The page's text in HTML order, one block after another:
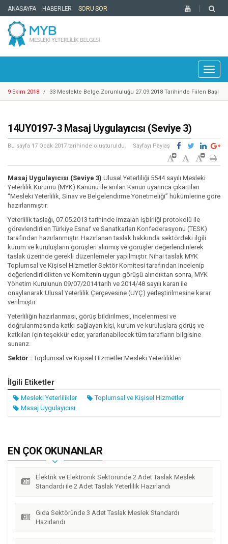
ANASAYFA HABERLER SORU SOR
9 Ekim 2018 /
33 Meslekte Belge Zorunluluğu 27.09.2018 Tarihinde Fiilen Başl
di25 Eylül 2018 /
Türkiye Yeterlilikler Çerçevesi Kurulu 17. Toplantısı Gerçekleşti
rildi
14 Mayıs 2018 /
Motosikletli Kurye Taslak Yeterliliği Hazırlandı
Enerji Sektöründe 1 Adet Ulusal Yeterlilik Güncellendi
0'e ulaştı
1 Şubat 2018 / Kosgeb Genel Destek Programı Mesleki Yeterlilik Teşvikleri Ya
yınlandı
9 Mart 2018 / Metal Sektöründe Belirlenen Yeni Yeterlilikler
urumu Ev Sahipliğinde İstanbul’da Gerçekleştirildi.
14UY0197-3 Masaj Uygulayıcısı (Seviye 3)
Bu sayfa 17 Ocak 2017 tarihinde oluşturuldu. Sayfayı Paylaş
Masaj Uygulayıcısı (Seviye 3) Ulusal Yeterliliği 5544 sayılı Mesleki
Yeterlilik Kurumu (MYK) Kanunu ile anılan Kanun uyarınca çıkartılan
“Mesleki Yeterlilik, Sınav ve Belgelendirme Yönetmeliği” hükümlerine göre
hazırlanmıştır.
Yeterlilik taslağı, 07.05.2013 tarihinde imzalan işbirliği protokolü ile
görevlendirilen Türkiye Esnaf ve Sanatkarları Konfederasyonu (TESK)
tarafından hazırlanmıştır. Hazırlanan taslak hakkında sektördeki ilgili
kurum ve kuruluşların görüşleri alınmış ve görüşler değerlendirilerek
taslak üzerinde gerekli düzenlemeler yapılmıştır. Nihai taslak MYK
Toplumsal ve Kişisel Hizmetler Sektör Komitesi tarafından incelenip
değerlendirildikten ve Komitenin uygun görüşü alındıktan sonra, MYK
Yönetim Kurulunun 09/07/2014 tarih ve 2014/48 sayılı kararı ile
onaylanarak Ulusal Yeterlilik Çerçevesine (UYÇ) yerleştirilmesine karar
verilmiştir.
Yeterliliğin hazırlanması, görüş bildirilmesi, incelenmesi ve
doğrulanmasında katkı sağlayan kişi, kurum ve kuruluşlara görüş ve
katkıları için teşekkür eder, yararlanabilecek tüm tarafların bilgisine
sunarız.
Sektör : Toplumsal ve Kişisel Hizmetler Mesleki Yeterlilikleri
İlgili Etiketler
Mesleki Yeterlilikler
Toplumsal ve Kişisel Hizmetler
Masaj Uygulayıcısı
EN ÇOK OKUNANLAR
Elektrik ve Elektronik Sektöründe 2 Adet Taslak Meslek
Standardı ile 2 Adet Taslak Yeterlilik Hazırlandı
Gıda Sektöründe 3 Adet Taslak Meslek Standardı
Hazırlandı